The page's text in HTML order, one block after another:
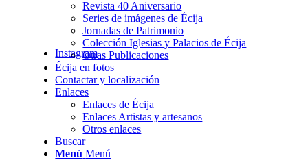
Instagram
Revista 40 Aniversario
Series de imágenes de Écija
Jornadas de Patrimonio
Colección Iglesias y Palacios de Écija
Otras Publicaciones
Écija en fotos
Contactar y localización
Enlaces
Enlaces de Écija
Enlaces Artistas y artesanos
Otros enlaces
Buscar
Menú Menú